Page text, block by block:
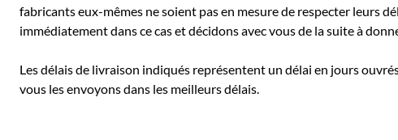
fabricants eux-mêmes ne soient pas en mesure de respecter leurs
immédiatement dans ce cas et décidons avec vous de la suite à
Les délais de livraison indiqués représentent un délai en jours
vous les envoyons dans les meilleurs délais.